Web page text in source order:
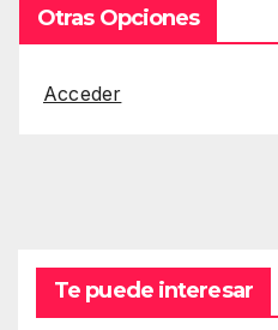
Otras Opciones
Acceder
Te puede interesar